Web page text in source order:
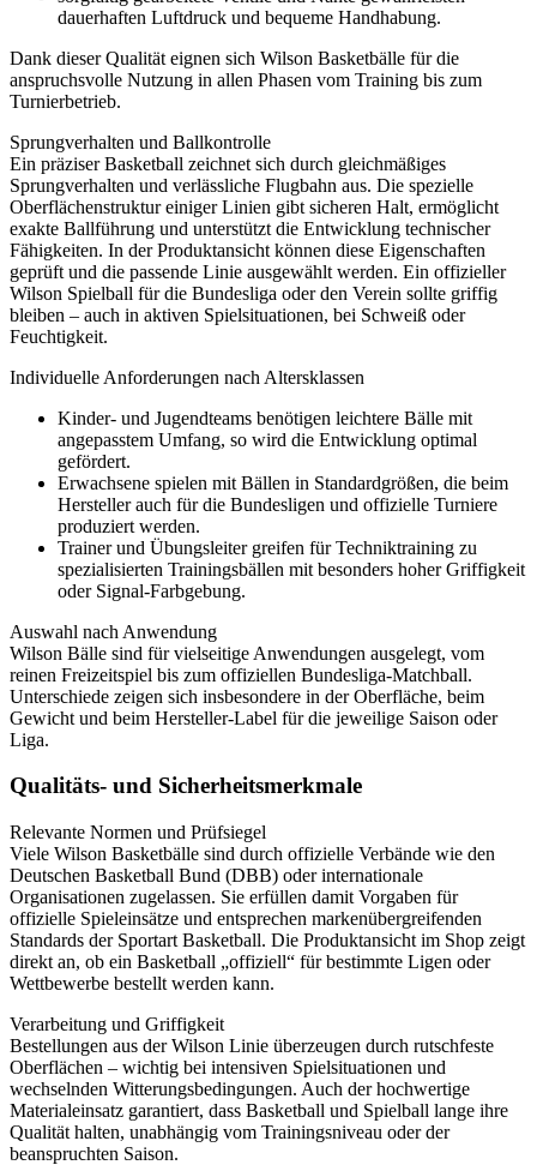
dauerhaften Luftdruck und bequeme Handhabung.
Dank dieser Qualität eignen sich Wilson Basketbälle für die
anspruchsvolle Nutzung in allen Phasen vom Training bis zum
Turnierbetrieb.
Sprungverhalten und Ballkontrolle
Ein präziser Basketball zeichnet sich durch gleichmäßiges
Sprungverhalten und verlässliche Flugbahn aus. Die spezielle
Oberflächenstruktur einiger Linien gibt sicheren Halt, ermöglicht
exakte Ballführung und unterstützt die Entwicklung technischer
Fähigkeiten. In der Produktansicht können diese Eigenschaften
geprüft und die passende Linie ausgewählt werden. Ein offizieller
Wilson Spielball für die Bundesliga oder den Verein sollte griffig
bleiben – auch in aktiven Spielsituationen, bei Schweiß oder
Feuchtigkeit.
Individuelle Anforderungen nach Altersklassen
Kinder- und Jugendteams benötigen leichtere Bälle mit
angepasstem Umfang, so wird die Entwicklung optimal
gefördert.
Erwachsene spielen mit Bällen in Standardgrößen, die beim
Hersteller auch für die Bundesligen und offizielle Turniere
produziert werden.
Trainer und Übungsleiter greifen für Techniktraining zu
spezialisierten Trainingsbällen mit besonders hoher Griffigkeit
oder Signal-Farbgebung.
Auswahl nach Anwendung
Wilson Bälle sind für vielseitige Anwendungen ausgelegt, vom
reinen Freizeitspiel bis zum offiziellen Bundesliga-Matchball.
Unterschiede zeigen sich insbesondere in der Oberfläche, beim
Gewicht und beim Hersteller-Label für die jeweilige Saison oder
Liga.
Qualitäts- und Sicherheitsmerkmale
Relevante Normen und Prüfsiegel
Viele Wilson Basketbälle sind durch offizielle Verbände wie den
Deutschen Basketball Bund (DBB) oder internationale
Organisationen zugelassen. Sie erfüllen damit Vorgaben für
offizielle Spieleinsätze und entsprechen markenübergreifenden
Standards der Sportart Basketball. Die Produktansicht im Shop zeigt
direkt an, ob ein Basketball „offiziell“ für bestimmte Ligen oder
Wettbewerbe bestellt werden kann.
Verarbeitung und Griffigkeit
Bestellungen aus der Wilson Linie überzeugen durch rutschfeste
Oberflächen – wichtig bei intensiven Spielsituationen und
wechselnden Witterungsbedingungen. Auch der hochwertige
Materialeinsatz garantiert, dass Basketball und Spielball lange ihre
Qualität halten, unabhängig vom Trainingsniveau oder der
beanspruchten Saison.